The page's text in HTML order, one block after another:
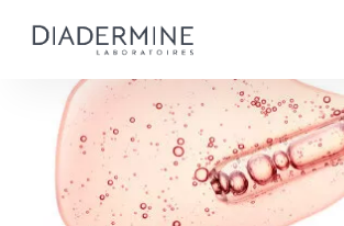
Alle produkte
Startseite